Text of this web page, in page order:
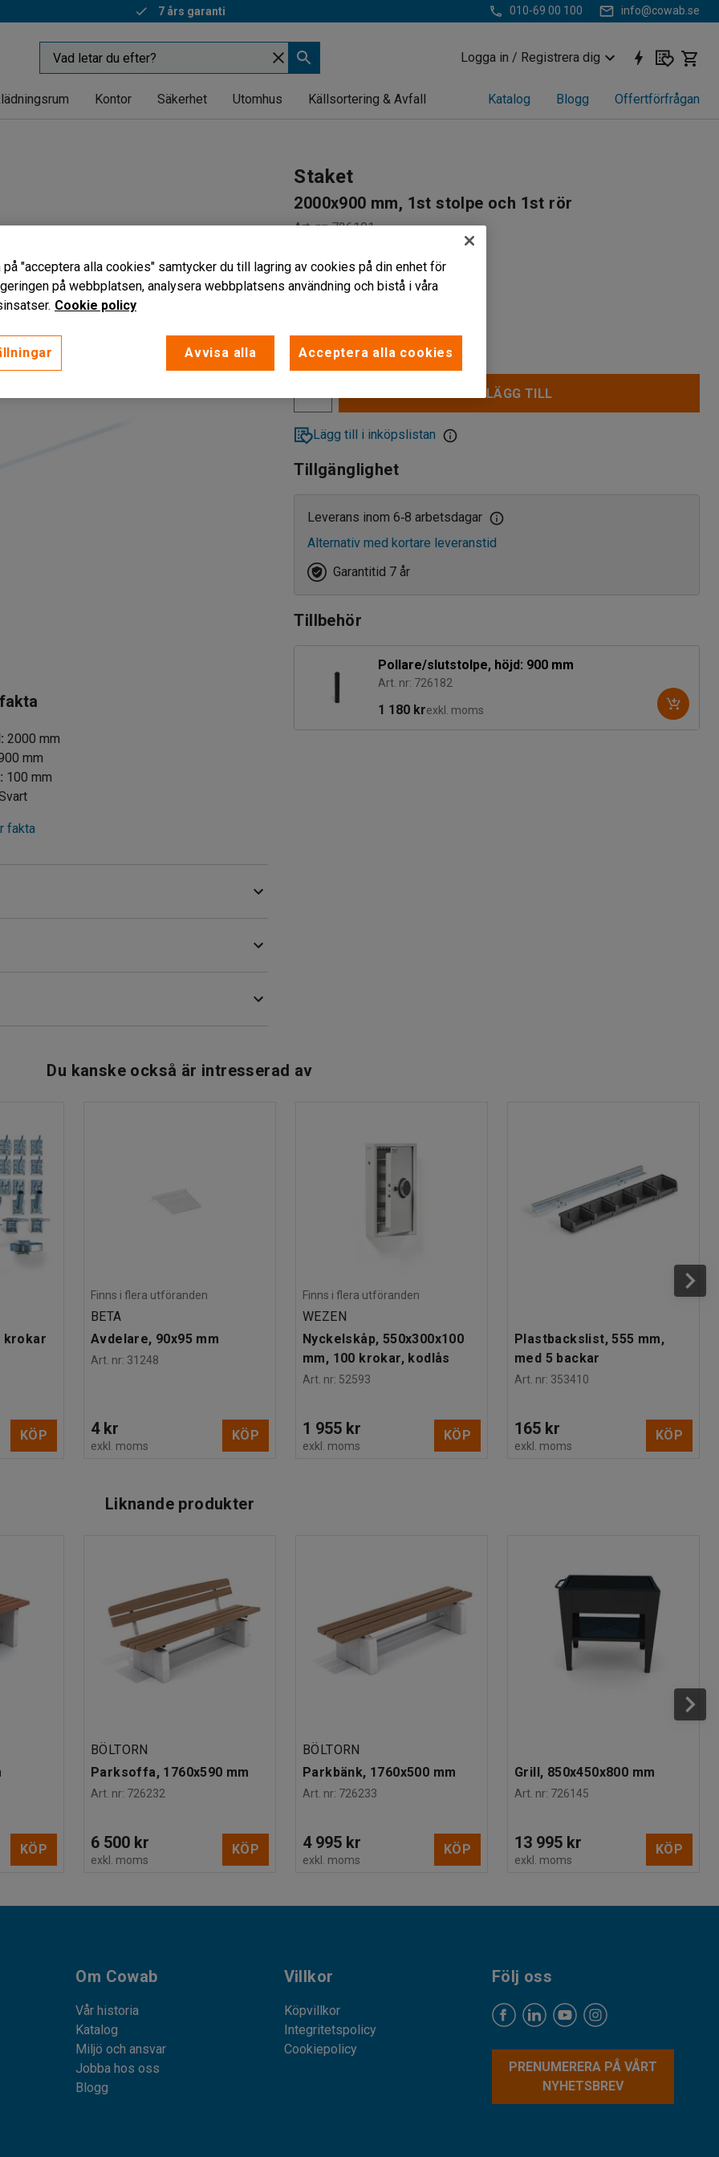
7 års garanti 010-69 00 100 info@cowab.se
Logga in / Registrera dig
Kontor Säkerhet Utomhus Källsortering & Avfall Katalog Blogg Offertförfrågan
: 2000 mm
mm
: 100 mm
fakta
bli komplett. Slutstolpe säljs separat.
Staket
2000x900 mm, 1st stolpe och 1st rör
Art. nr:726191
För avspärrning
Tålig konstruktion
För utomhusbruk
2 795 kr
exkl. moms
LÄGG TILL
Lägg till i inköpslistan
Tillgänglighet
Leverans inom 6‑8 arbetsdagar
Alternativ med kortare leveranstid
Garantitid 7 år
Tillbehör
Pollare/slutstolpe, höjd: 900 mm
Art. nr: 726182
1 180 krexkl. moms
Du kanske också är intresserad av
krokar
KÖP
Finns i flera utföranden
BETA
Avdelare, 90x95 mm
Art. nr: 31248
4 kr
exkl. moms
KÖP
Finns i flera utföranden
WEZEN
Nyckelskåp, 550x300x100
mm, 100 krokar, kodlås
Art. nr: 52593
1 955 kr
exkl. moms
KÖP
Plastbackslist, 555 mm,
med 5 backar
Art. nr: 353410
165 kr
exkl. moms
KÖP
Liknande produkter
KÖP
BÖLTORN
Parksoffa, 1760x590 mm
Art. nr: 726232
6 500 kr
exkl. moms
KÖP
BÖLTORN
Parkbänk, 1760x500 mm
Art. nr: 726233
4 995 kr
exkl. moms
KÖP
Grill, 850x450x800 mm
Art. nr: 726145
13 995 kr
exkl. moms
KÖP
Om Cowab
Vår historia
Katalog
Miljö och ansvar
Jobba hos oss
Blogg
Villkor
Köpvillkor
Integritetspolicy
Cookiepolicy
Följ oss
PRENUMERERA PÅ VÅRT
NYHETSBREV
på "acceptera alla cookies" samtycker du till lagring av cookies på din enhet för
på webbplatsen, analysera webbplatsens användning och bistå i våra
Cookie policy
Avvisa alla Acceptera alla cookies